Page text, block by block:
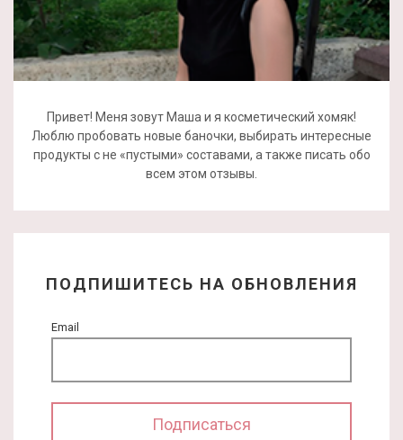
Привет! Меня зовут Маша и я косметический хомяк!
Люблю пробовать новые баночки, выбирать интересные
продукты с не «пустыми» составами, а также писать обо
всем этом отзывы.
ПОДПИШИТЕСЬ НА ОБНОВЛЕНИЯ
Email